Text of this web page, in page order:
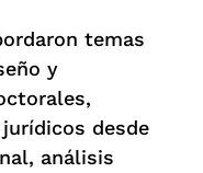
temas
y
desde
análisis